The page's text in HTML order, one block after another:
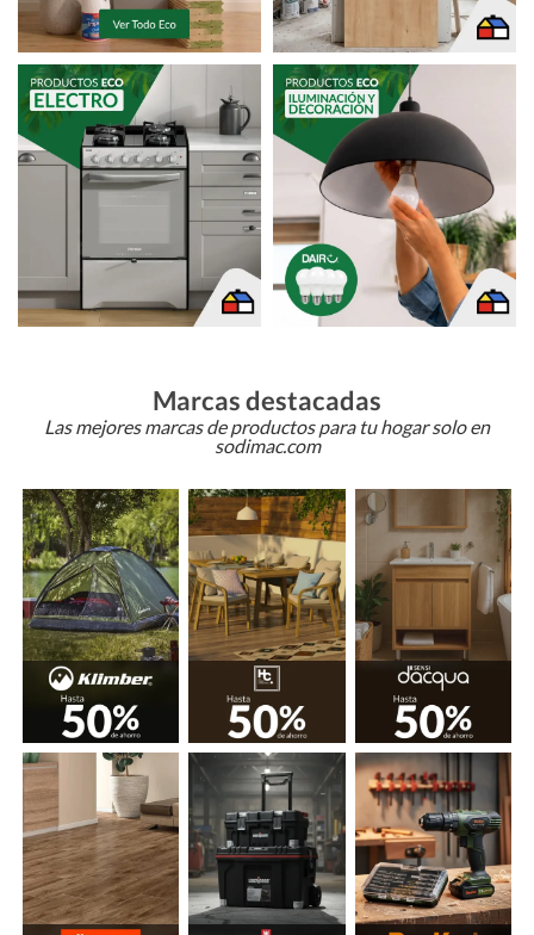
Marcas destacadas
Las mejores marcas de productos para tu hogar solo en
sodimac.com